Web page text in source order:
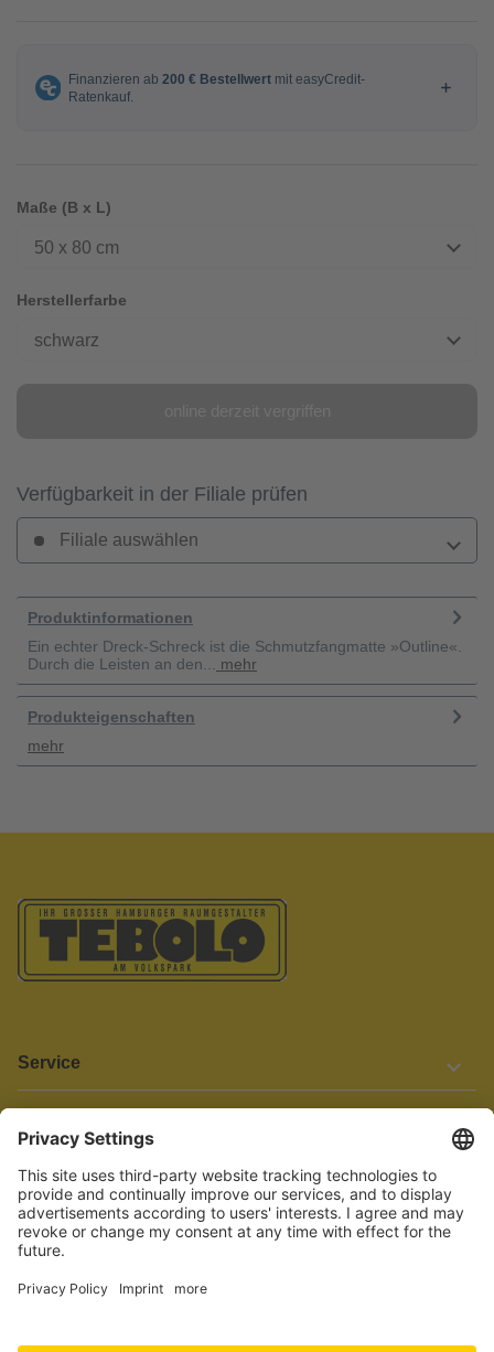
Maße (B x L)
50 x 80 cm
Herstellerfarbe
schwarz
Verfügbarkeit in der Filiale prüfen
Filiale auswählen
Produktinformationen
Ein echter Dreck-Schreck ist die Schmutzfangmatte »Outline«.
Durch die Leisten an den...
mehr
Produkteigenschaften
mehr
Service
Informationen
Barrierefreiheit
Wir bemühen uns, unsere Website barrierefrei zu gestalten.
Einige Inhalte und Funktionen sind derzeit jedoch noch nicht
vollständig zugänglich. Wenn Sie auf Barrieren stoßen oder Hilfe
benötigen, kontaktieren Sie uns bitte unter service[at]knutzen.de.
Vertrag widerrufen
© 2026 TEBOLO